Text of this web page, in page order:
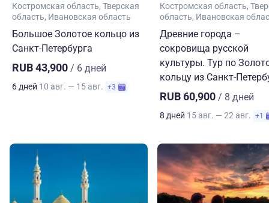
Костромская область Тверская
область Ивановская область
Большое Золотое кольцо из
Санкт-Петербурга
RUB 43,900 / 6 дней
6 дней 10 авг. — 15 авг. +3
Костромская область
область Ивановская
Древние города –
сокровища русской
культуры. Тур по
кольцу из Санкт-
RUB 60,900 / 8 дней
8 дней 15 авг. — 22 авг. +1